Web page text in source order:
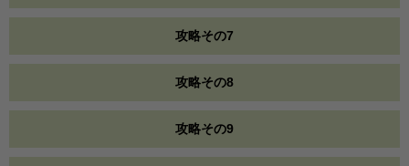
攻略その7
攻略その8
攻略その9